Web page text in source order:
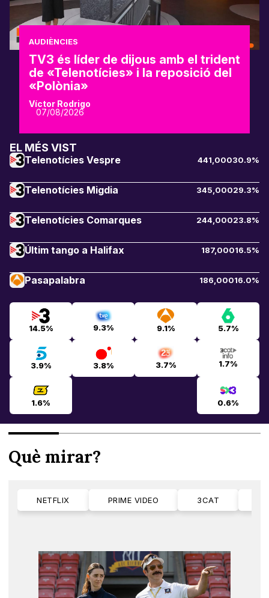
AUDIÈNCIES
TV3 és líder de dijous amb el trident
de «Telenotícies» i la reposició del
«Polònia»
Víctor Rodrigo
07/08/2026
EL MÉS VIST
Telenotícies Vespre 441,00030.9%
Telenotícies Migdia 345,00029.3%
Telenotícies Comarques 244,00023.8%
Últim tango a Halifax 187,00016.5%
Pasapalabra 186,00016.0%
14.5% 9.3% 9.1% 5.7%
3.9% 3.8% 3.7% 1.7%
1.6% 0.6%
Què mirar?
NETFLIX PRIME VIDEO 3CAT